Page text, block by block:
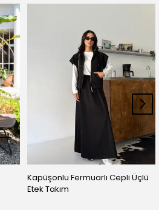
Kapüşonlu Fermuarlı Cepli Üçlü
Etek Takım